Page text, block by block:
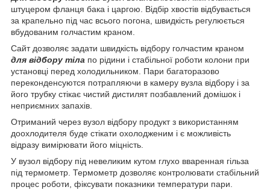
штуцером фланця бака і царгою. Відбір хвостів відбувається
за крапельно під час всього погона, швидкість регулюється
вбудованим голчастим краном.
Сайт дозволяє задати швидкість відбору голчастим краном
для відбору тіла по рідини і стабільної роботи колони при
установці перед холодильником. Пари багаторазово
переконденсуются потрапляючи в камеру вузла відбору і за
його трубку стікає чистий дистилят позбавлений домішок і
неприємних запахів.
Отриманий через вузол відбору продукт з використанням
доохлодителя буде стікати охолодженим і є можливість
відразу вимірювати його міцність.
У вузол відбору під невеликим кутом глухо вваренная гільза
під термометр. Термометр дозволяє контролювати стабільний
процес роботи, фіксувати показники температури пари.